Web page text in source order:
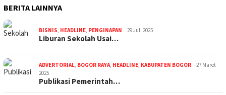
BERITA LAINNYA
BISNIS, HEADLINE, PENGINAPAN 29 Juli 2025
Liburan Sekolah Usai…
ADVERTORIAL, BOGOR RAYA, HEADLINE, KABUPATEN BOGOR
27 Maret
2025
Publikasi Pemerintah…